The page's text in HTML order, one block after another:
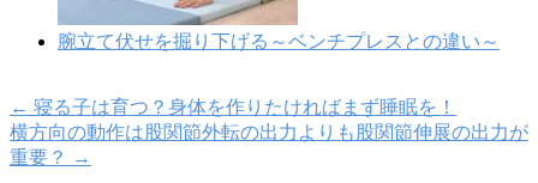
腕立て伏せを掘り下げる～ベンチプレスとの違い～
← 寝る子は育つ？身体を作りたければまず睡眠を！
横方向の動作は股関節外転の出力よりも股関節伸展の出力が
重要？
→